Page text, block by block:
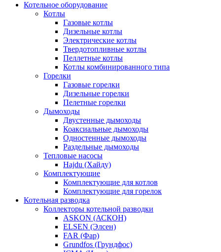
Котельное оборудование
Котлы
Газовые котлы
Дизельные котлы
Электрические котлы
Твердотопливные котлы
Пеллетные котлы
Котлы комбинированного типа
Горелки
Газовые горелки
Дизельные горелки
Пелетные горелки
Дымоходы
Двустенные дымоходы
Коаксиальные дымоходы
Одностенные дымоходы
Раздельные дымоходы
Тепловые насосы
Hajdu (Хайду)
Комплектующие
Комплектующие для котлов
Комплектующие для горелок
Котельная разводка
Коллекторы котельной разводки
ASKON (АСКОН)
ELSEN (Элсен)
FAR (Фар)
Grundfos (Грундфос)